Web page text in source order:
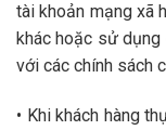
tài khoản mạng xã
khác hoặc sử dụng
với các chính sách
• Khi khách hàng